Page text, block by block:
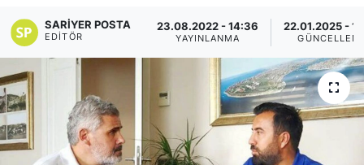
SARIYER POSTA
EDITÖR
23.08.2022 - 14:36
YAYINLANMA
22.01.2025 -
SİYASET